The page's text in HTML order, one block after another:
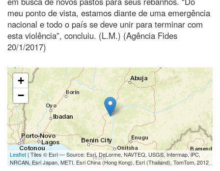
meu ponto de vista, estamos diante de uma emergência
nacional e todo o país se deve unir para terminar com
esta violência”, concluiu. (L.M.) (Agência Fides
20/1/2017)
+
−
Leaflet | Tiles © Esri — Source: Esri, DeLorme, NAVTEQ, USGS, Intermap, iPC,
NRCAN, Esri Japan, METI, Esri China (Hong Kong), Esri (Thailand), TomTom, 2012